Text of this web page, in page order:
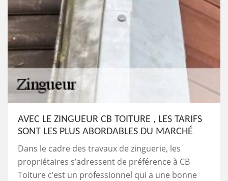
AVEC LE ZINGUEUR CB TOITURE , LES TARIFS
SONT LES PLUS ABORDABLES DU MARCHÉ
Dans le cadre des travaux de zinguerie, les
propriétaires s’adressent de préférence à CB
Toiture c’est un professionnel qui a une bonne